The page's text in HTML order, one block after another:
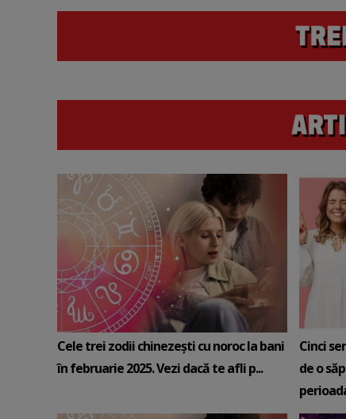
Cele trei zodii chinezești cu noroc la bani
în februarie 2025. Vezi dacă te afli p...
Cinci
de o